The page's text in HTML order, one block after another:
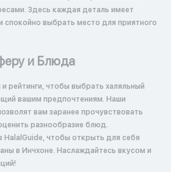
Здесь каждая деталь имеет
спокойно выбрать место для приятного
и Блюда
рейтинги, чтобы выбрать халяльный
вашим предпочтениям. Наши
вам заранее прочувствовать
разнообразие блюд.
HalalGuide, чтобы открыть для себя
в Инчхоне. Наслаждайтесь вкусом и